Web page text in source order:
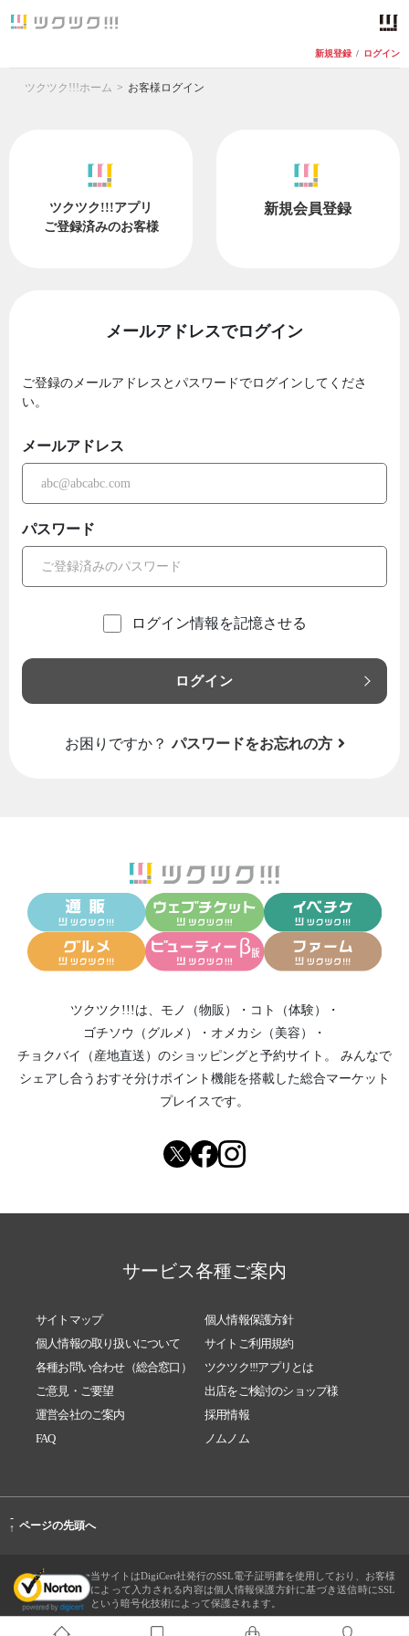
新規登録 / ログイン
ツクツク!!!ホーム お客様ログイン
ツクツク!!!アプリ
ご登録済みのお客様
新規会員登録
メールアドレスでログイン
ご登録のメールアドレスとパスワードでログインしてくださ
い。
メールアドレス
パスワード
ログイン情報を記憶させる
ログイン
お困りですか？ パスワードをお忘れの方
ツクツク!!!は、 モノ（物販） ・ コト（体験）
・
ゴチソウ（グルメ）
・ オメカシ（美容）
・
チョクバイ（産地直送） のショッピングと予約サイト。
みんなで
シェアし合う おすそ分けポイント機能を搭載した総合マーケット
プレイスです。
サービス各種ご案内
サイトマップ
個人情報保護方針
個人情報の取り扱いについて
サイトご利用規約
各種お問い合わせ（総合窓口）
ツクツク!!!アプリとは
ご意見・ご要望
出店をご検討のショップ様
運営会社のご案内
採用情報
FAQ
ノムノム
-
↑ ページの先頭へ
当サイトはDigiCert社発行のSSL電子証明書を使用しており、お客様
によって入力される内容は個人情報保護方針に基づき送信時にSSL
という暗号化技術によって保護されます。